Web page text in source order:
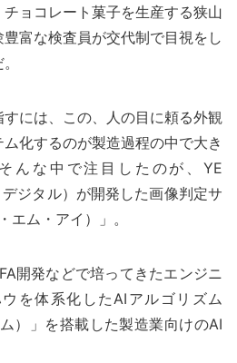
ョコレート菓子を生産する狭山
富な検査員が交代制で目視をし
には、この、人の目に頼る外観
化するのが製造過程の中で大き
んな中で注目したのが、YE
ジタル）が開発した画像判定サ
エム・アイ）」。
開発などで培ってきたエンジニ
を体系化したAIアルゴリズム
）」を搭載した製造業向けのAI